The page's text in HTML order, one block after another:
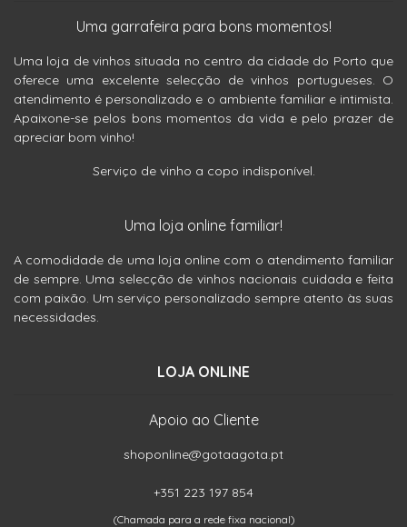
Uma garrafeira para bons momentos!
Uma loja de vinhos situada no centro da cidade do Porto que
oferece uma excelente selecção de vinhos portugueses. O
atendimento é personalizado e o ambiente familiar e intimista.
Apaixone-se pelos bons momentos da vida e pelo prazer de
apreciar bom vinho!
Serviço de vinho a copo indisponível.
Uma loja online familiar!
A comodidade de uma loja online com o atendimento familiar
de sempre. Uma selecção de vinhos nacionais cuidada e feita
com paixão. Um serviço personalizado sempre atento às suas
necessidades.
LOJA ONLINE
Apoio ao Cliente
shoponline@gotaagota.pt
+351 223 197 854
(Chamada para a rede fixa nacional)